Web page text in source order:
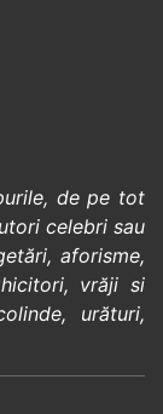
de pe tot
celebrisau
,aforisme,
, vrăji si
, urături,